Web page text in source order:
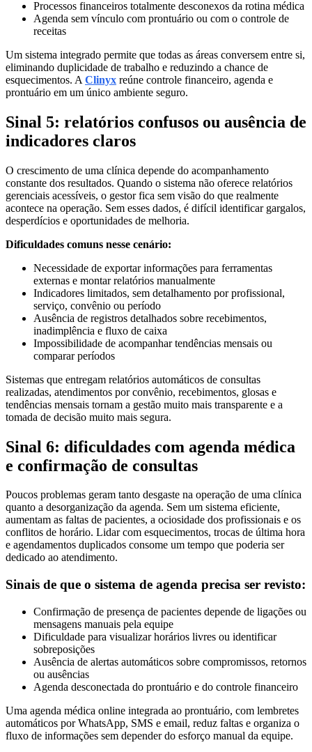
Processos financeiros totalmente desconexos da rotina médica
Agenda sem vínculo com prontuário ou com o controle de
receitas
Um sistema integrado permite que todas as áreas conversem entre si,
eliminando duplicidade de trabalho e reduzindo a chance de
esquecimentos. A Clinyx reúne controle financeiro, agenda e
prontuário em um único ambiente seguro.
Sinal 5: relatórios confusos ou ausência de
indicadores claros
O crescimento de uma clínica depende do acompanhamento
constante dos resultados. Quando o sistema não oferece relatórios
gerenciais acessíveis, o gestor fica sem visão do que realmente
acontece na operação. Sem esses dados, é difícil identificar gargalos,
desperdícios e oportunidades de melhoria.
Dificuldades comuns nesse cenário:
Necessidade de exportar informações para ferramentas
externas e montar relatórios manualmente
Indicadores limitados, sem detalhamento por profissional,
serviço, convênio ou período
Ausência de registros detalhados sobre recebimentos,
inadimplência e fluxo de caixa
Impossibilidade de acompanhar tendências mensais ou
comparar períodos
Sistemas que entregam relatórios automáticos de consultas
realizadas, atendimentos por convênio, recebimentos, glosas e
tendências mensais tornam a gestão muito mais transparente e a
tomada de decisão muito mais segura.
Sinal 6: dificuldades com agenda médica
e confirmação de consultas
Poucos problemas geram tanto desgaste na operação de uma clínica
quanto a desorganização da agenda. Sem um sistema eficiente,
aumentam as faltas de pacientes, a ociosidade dos profissionais e os
conflitos de horário. Lidar com esquecimentos, trocas de última hora
e agendamentos duplicados consome um tempo que poderia ser
dedicado ao atendimento.
Sinais de que o sistema de agenda precisa ser revisto:
Confirmação de presença de pacientes depende de ligações ou
mensagens manuais pela equipe
Dificuldade para visualizar horários livres ou identificar
sobreposições
Ausência de alertas automáticos sobre compromissos, retornos
ou ausências
Agenda desconectada do prontuário e do controle financeiro
Uma agenda médica online integrada ao prontuário, com lembretes
automáticos por WhatsApp, SMS e email, reduz faltas e organiza o
fluxo de informações sem depender do esforço manual da equipe.